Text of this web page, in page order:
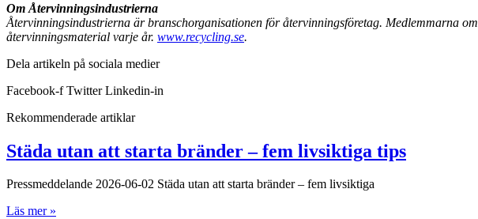
Om Återvinningsindustrierna
Återvinningsindustrierna är branschorganisationen för återvinningsföretag. Medlemmarna
återvinningsmaterial varje år. www.recycling.se.
Dela artikeln på sociala medier
Facebook-f Twitter Linkedin-in
Rekommenderade artiklar
Städa utan att starta bränder – fem livsiktiga tips
Pressmeddelande 2026-06-02 Städa utan att starta bränder – fem livsiktiga
Läs mer »